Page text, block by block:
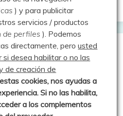
) y para publicitar
servicios / productos
de perfiles ). Podemos
directamente, perousted
desea habilitar o no las
de creación de
estas cookies, nos ayudas a
Si no las habilita,
a los complementos